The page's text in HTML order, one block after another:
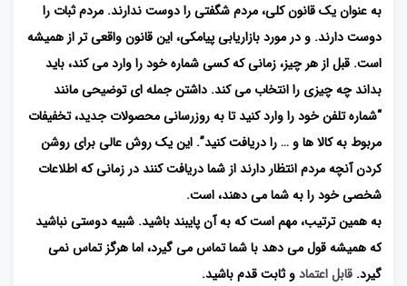
به عنوان یک قانون کلی، مردم شگفتی را دوست ندارند. مردم ثبات را
دوست دارند. و در مورد بازاریابی پیامکی، این قانون واقعی تر از همیشه
است. قبل از هر چیز، زمانی که کسی شماره خود را وارد می کند، باید
بداند چه چیزی را انتخاب می کند. داشتن جمله ای توضیحی مانند
“شماره تلفن خود را وارد کنید تا به روزرسانی محصولات جدید، تخفیفات
مربوط به کالا ها و … را دریافت کنید”. این یک روش عالی برای روشن
کردن آنچه مردم انتظار دارند از شما دریافت کنند در زمانی که اطلاعات
شخصی خود را به شما می دهند، است.
به همین ترتیب، مهم است که به آن پایبند باشید. شبیه دوستی نباشید
که همیشه قول می دهد با شما تماس می گیرد، اما هرگز تماس نمی
گیرد. قابل اعتمادو ثابت قدم باشید.